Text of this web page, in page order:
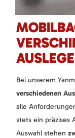
Bei unserem
verschiedenen
alle
stets ein präzises
Auswahl stehen